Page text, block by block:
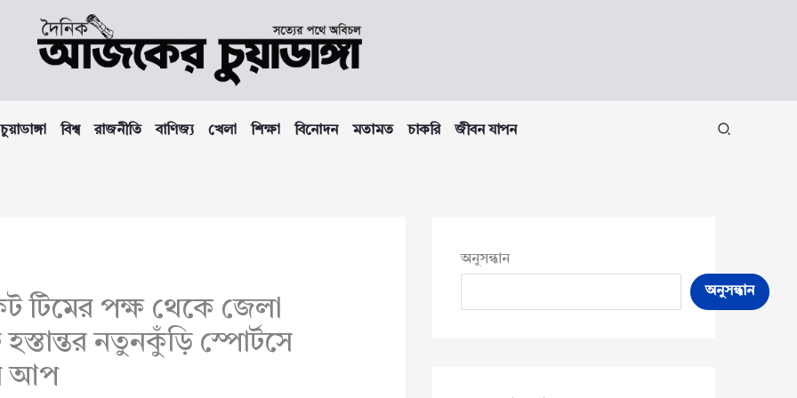
চুয়াডাঙ্গা বিশ্ব রাজনীতি বাণিজ্য খেলা শিক্ষা বিনোদন মতামত চাকরি জীবন যাপন
টিমের পক্ষ থেকে জেলা
হস্তান্তর নতুনকুঁড়ি স্পোর্টসে
আপ
অনুসন্ধান
অনুসন্ধান